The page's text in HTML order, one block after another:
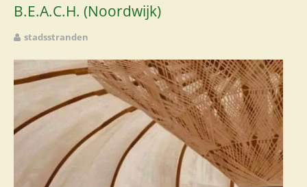
B.E.A.C.H. (Noordwijk)
stadsstranden